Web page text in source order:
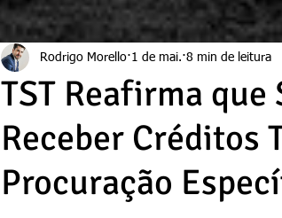
TST Reafirma
Receber Créditos
Procuração
Rodrigo Morello 1 de mai. 8 min de leitura